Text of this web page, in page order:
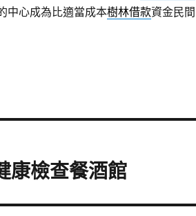
中心成為比適當成本樹林借款資金民間
康檢查餐酒館